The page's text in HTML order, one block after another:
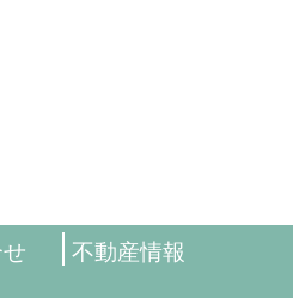
不動産情報